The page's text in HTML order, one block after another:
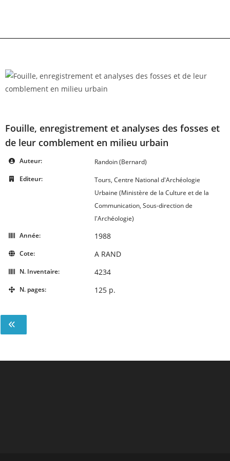
Fouille, enregistrement et analyses des fosses et
de leur comblement en milieu urbain
Auteur:
Randoin (Bernard)
Editeur:
Tours, Centre National d'Archéologie
Urbaine (Ministère de la Culture et de la
Communication, Sous-direction de
l'Archéologie)
Année:
1988
Cote: A RAND
N. Inventaire: 4234
N. pages: 125 p.